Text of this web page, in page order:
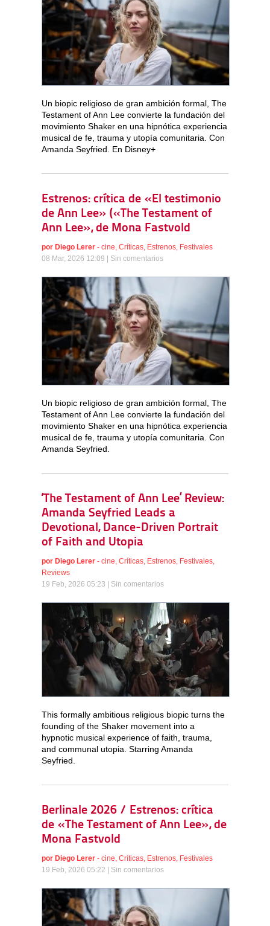
Un biopic religioso de gran ambición formal, The
Testament of Ann Lee convierte la fundación del
movimiento Shaker en una hipnótica experiencia
musical de fe, trauma y utopía comunitaria. Con
Amanda Seyfried. En Disney+
Estrenos: crítica de «El testimonio
de Ann Lee» («The Testament of
Ann Lee», de Mona Fastvold
por Diego Lerer - cine, Críticas, Estrenos, Festivales
08 Mar, 2026 12:09 | Sin comentarios
Un biopic religioso de gran ambición formal, The
Testament of Ann Lee convierte la fundación del
movimiento Shaker en una hipnótica experiencia
musical de fe, trauma y utopía comunitaria. Con
Amanda Seyfried.
‘The Testament of Ann Lee’ Review:
Amanda Seyfried Leads a
Devotional, Dance-Driven Portrait
of Faith and Utopia
por Diego Lerer - cine, Críticas, Estrenos, Festivales,
Reviews
19 Feb, 2026 05:23 | Sin comentarios
This formally ambitious religious biopic turns the
founding of the Shaker movement into a
hypnotic musical experience of faith, trauma,
and communal utopia. Starring Amanda
Seyfried.
Berlinale 2026 / Estrenos: crítica
de «The Testament of Ann Lee», de
Mona Fastvold
por Diego Lerer - cine, Críticas, Estrenos, Festivales
19 Feb, 2026 05:22 | Sin comentarios